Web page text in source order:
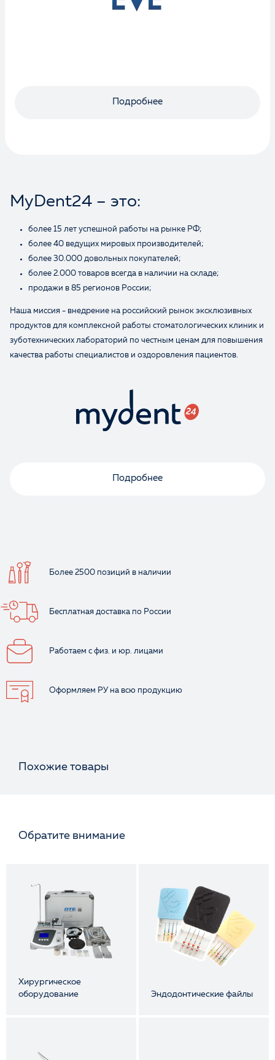
Подробнее
MyDent24 – это:
более 15 лет успешной работы на рынке РФ;
более 40 ведущих мировых производителей;
более 30.000 довольных покупателей;
более 2.000 товаров всегда в наличии на складе;
продажи в 85 регионов России;
Наша миссия - внедрение на российский рынок эксклюзивных
продуктов для комплексной работы стоматологических клиник и
зуботехнических лабораторий по честным ценам для повышения
качества работы специалистов и оздоровления пациентов.
Подробнее
Более 2500 позиций в наличии
Бесплатная доставка по России
Работаем с физ. и юр. лицами
Оформляем РУ на всю продукцию
Похожие товары
Обратите внимание
Хирургическое
оборудование
Эндодонтические файлы
Ваше имя